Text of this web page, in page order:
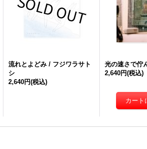
流れとよどみ / フジワラサト
シ
2,640円(税込)
光の速さで佇
2,640円(税込)